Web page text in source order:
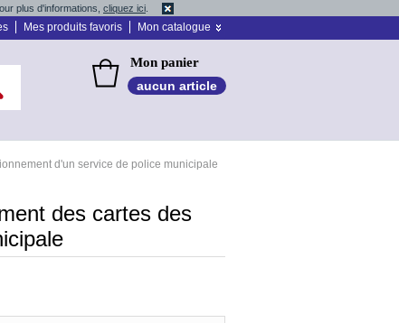
plus d'informations, cliquez ici
Mes produits favoris Mon catalogue
Mon panier
aucun article
d'un service de police municipale
des cartes des